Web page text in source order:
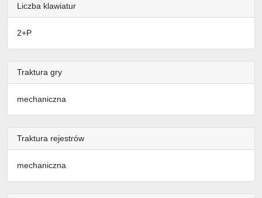
Liczba klawiatur
2+P
Traktura gry
mechaniczna
Traktura rejestrów
mechaniczna